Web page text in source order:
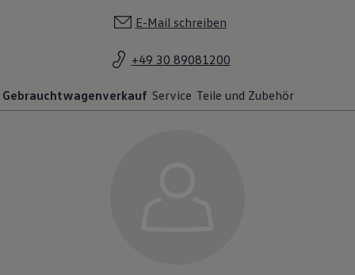
E-Mail schreiben
+49 30 89081200
Gebrauchtwagenverkauf Service Teile und Zubehör